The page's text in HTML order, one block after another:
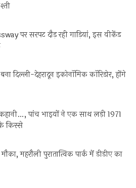
पर सरपट दौड़ रही गाड़ियां, इस वीकेंड
बना दिल्ली-देहरादून इकोनॉमिक कॉरिडोर, होंगे
पांच भाइयों ने एक साथ लड़ी 1971
किस्से
महरौली पुरातात्विक पार्क में डीडीए का